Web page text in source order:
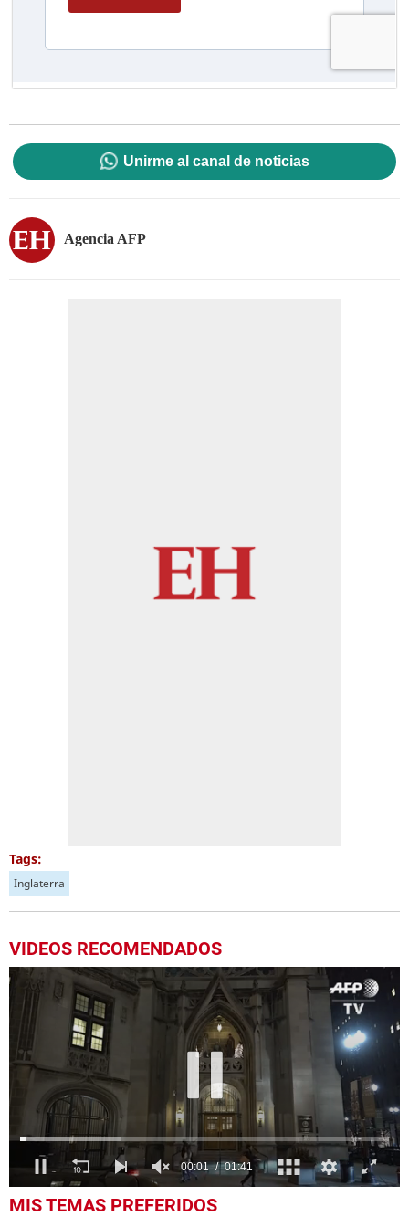
Unirme al canal de noticias
Agencia AFP
Tags:
Inglaterra
VIDEOS RECOMENDADOS
seconds
MIS TEMAS PREFERIDOS